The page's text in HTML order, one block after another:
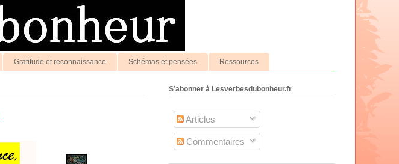
Gratitude et reconnaissance Schémas et pensées Ressources
S’abonner à Lesverbesdubonheur.fr
Articles
Commentaires